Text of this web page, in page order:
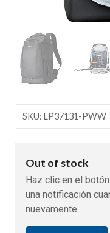
SKU: LP37131-PWW
Out of stock
Haz clic en el
una notificación
nuevamente.